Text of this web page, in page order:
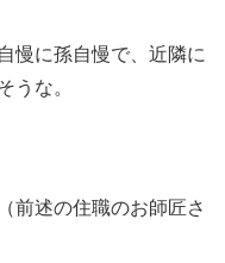
慢に孫自慢で、近隣に
うな。
前述の住職のお師匠さ